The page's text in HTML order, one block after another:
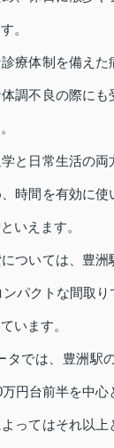
。
療体制を備えた
調不良の際にも
と日常生活の両
時間を有効に使
いえます。
ついては、豊洲
パクトな間取
います。
タでは、豊洲駅
円台前半を中心
ってはそれ以上